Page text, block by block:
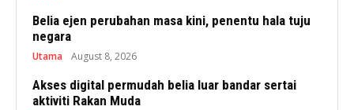
Belia ejen perubahan masa kini, penentu hala tuju
negara
Utama August 8, 2026
Akses digital permudah belia luar bandar sertai
aktiviti Rakan Muda